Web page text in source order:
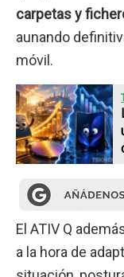
carpetas y
aunando
móvil.
El ATIV Q
a la hora de